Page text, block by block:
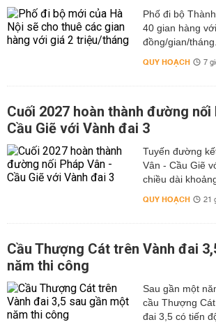
Phố đi bộ
40 gian hàng
đồng/gian/
QUY HOẠCH 7
Cuối 2027 hoàn thành đường nối
Cầu Giẽ với Vành đai 3
Tuyến đường
Vân - Cầu Giẽ
chiều dài
QUY HOẠCH 21
Cầu Thượng Cát trên Vành đai
năm thi công
Sau gần một
cầu Thượng
đai 3,5 có tiến